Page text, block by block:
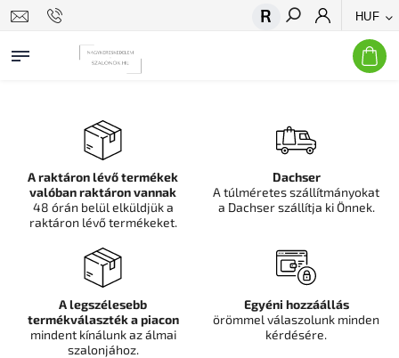
HUF
Keresés
A raktáron lévő termékek
valóban raktáron vannak
48 órán belül elküldjük a
raktáron lévő termékeket.
Dachser
A túlméretes szállítmányokat
a Dachser szállítja ki Önnek.
A legszélesebb
termékválaszték a piacon
mindent kínálunk az álmai
szalonjához.
Egyéni hozzáállás
örömmel válaszolunk minden
kérdésére.